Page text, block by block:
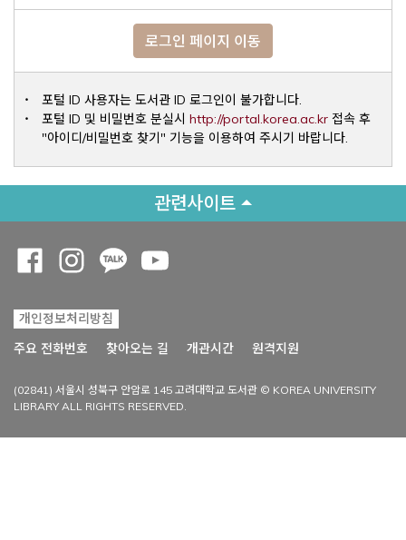
로그인 페이지 이동
포털 ID 사용자는 도서관 ID 로그인이 불가합니다.
포털 ID 및 비밀번호 분실시 http://portal.korea.ac.krOpens a
접속 후
"아이디/비밀번호 찾기" 기능을 이용하여 주시기 바랍니다.
관련사이트
개인정보처리방침
주요 전화번호
찾아오는 길 개관시간 원격지원
(02841) 서울시 성북구 안암로 145 고려대학교 도서관 © KOREA UNIVERSITY
LIBRARY ALL RIGHTS RESERVED.
Opens a new window
Opens a new window
Opens a new window